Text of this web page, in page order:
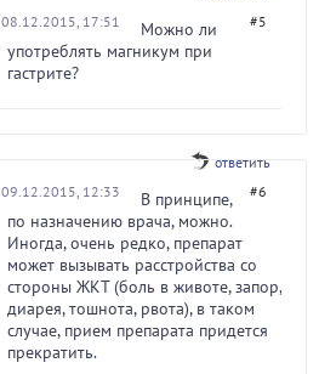
08.12.2015, 17:51 #5
Можно ли
употреблять магникум при
гастрите?
ответить
09.12.2015, 12:33 #6
В принципе,
по назначению врача, можно.
Иногда, очень редко, препарат
может вызывать расстройства со
стороны ЖКТ (боль в животе, запор,
диарея, тошнота, рвота), в таком
случае, прием препарата придется
прекратить.